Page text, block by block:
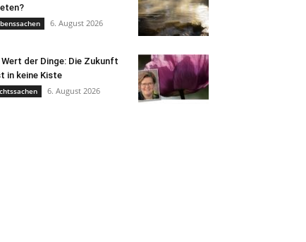
6. August 2026
Wert der Dinge: Die Zukunft
in keine Kiste
6. August 2026